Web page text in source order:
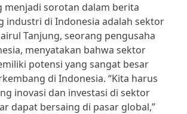
menjadi sorotan dalam berita
industri di Indonesia adalah sektor
Tanjung, seorang pengusaha
menyatakan bahwa sektor
potensi yang sangat besar
di Indonesia. “Kita harus
inovasi dan investasi di sektor
dapat bersaing di pasar global,”